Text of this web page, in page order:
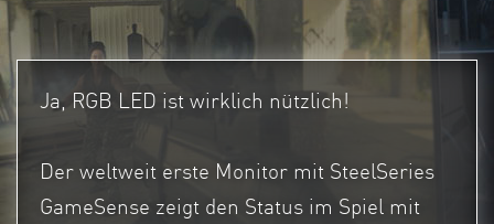
Ja, RGB LED ist wirklich nützlich!
Der weltweit erste Monitor mit SteelSeries
GameSense zeigt den Status im Spiel mit